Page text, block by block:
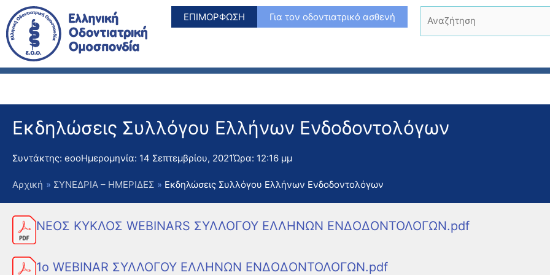
Μετάβαση
στο
περιεχόμενο
ΕΠΙΜΟΡΦΩΣΗ Για τον οδοντιατρικό ασθενή
Εκδηλώσεις Συλλόγου Ελλήνων Ενδοδοντολόγων
Συντάκτης: eooΗμερομηνία: 14 Σεπτεμβρίου, 2021Ώρα: 12:16 μμ
Αρχική ΣΥΝΕΔΡΙΑ – ΗΜΕΡΙΔΕΣ Εκδηλώσεις Συλλόγου Ελλήνων Ενδοδοντολόγων
ΝΕΟΣ ΚΥΚΛΟΣ WEBINARS ΣΥΛΛΟΓΟΥ ΕΛΛΗΝΩΝ ΕΝΔΟΔΟΝΤΟΛΟΓΩΝ.pdf
1ο WEBINAR ΣΥΛΛΟΓΟΥ ΕΛΛΗΝΩΝ ΕΝΔΟΔΟΝΤΟΛΟΓΩΝ.pdf